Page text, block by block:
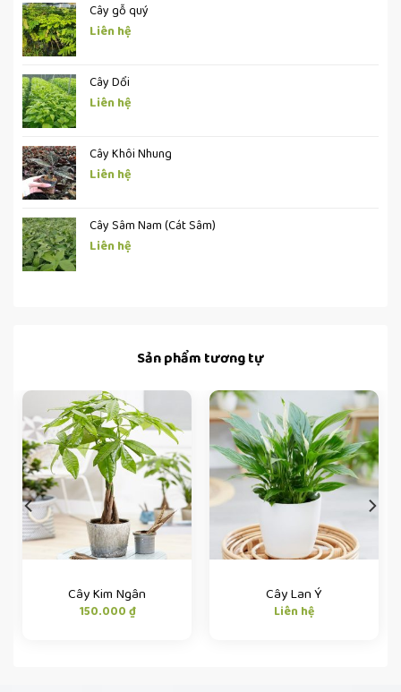
Cây gỗ quý
Liên hệ
Cây Dổi
Liên hệ
Cây Khôi Nhung
Liên hệ
Cây Sâm Nam (Cát Sâm)
Liên hệ
Sản phẩm tương tự
Cây Kim Ngân
150.000₫
Cây Lan Ý
Liên hệ